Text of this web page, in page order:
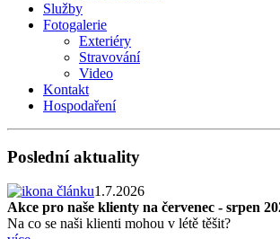
Služby
Fotogalerie
Exteriéry
Stravování
Video
Kontakt
Hospodaření
Poslední aktuality
1.7.2026
Akce pro naše klienty na červenec - srpen
Na co se naši klienti mohou v létě těšit?